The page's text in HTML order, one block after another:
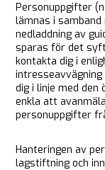
Personuppgifter
lämnas i
nedladdning av
sparas för det
kontakta dig i
dig i linje med
enkla att
personuppgifter
Hanteringen av
lagstiftning och